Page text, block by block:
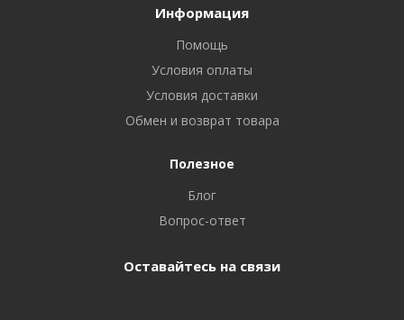
Информация
Помощь
Условия оплаты
Условия доставки
Обмен и возврат товара
Полезное
Блог
Вопрос-ответ
Оставайтесь на связи